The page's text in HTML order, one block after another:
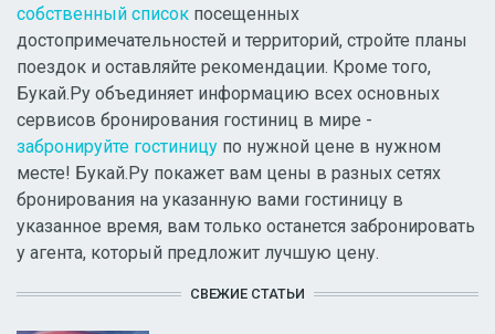
собственный список посещенных
достопримечательностей и территорий, стройте планы
поездок и оставляйте рекомендации. Кроме того,
Букай.Ру объединяет информацию всех основных
сервисов бронирования гостиниц в мире -
забронируйте гостиницу по нужной цене в нужном
месте! Букай.Ру покажет вам цены в разных сетях
бронирования на указанную вами гостиницу в
указанное время, вам только останется забронировать
у агента, который предложит лучшую цену.
СВЕЖИЕ СТАТЬИ